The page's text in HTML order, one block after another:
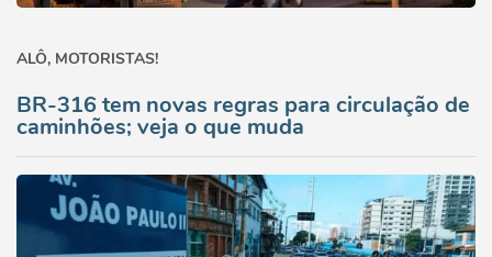
ALÔ, MOTORISTAS!
BR-316 tem novas regras para circulação de
caminhões; veja o que muda